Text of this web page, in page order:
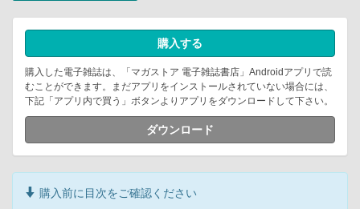
購入する
購入した電子雑誌は、「マガストア 電子雑誌書店」Androidアプリで読
むことができます。まだアプリをインストールされていない場合には、
下記「アプリ内で買う」ボタンよりアプリをダウンロードして下さい。
ダウンロード
購入前に目次をご確認ください